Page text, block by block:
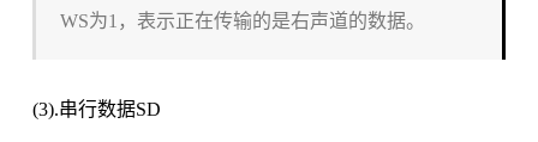
WS为1，表示正在传输的是右声道的数据。
(3).串行数据SD